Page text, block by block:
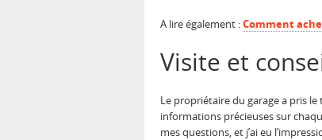
A lire également :Comment
Visite et
Le propriétaire du garage a pris
informations précieuses sur
mes questions, et j’ai eu